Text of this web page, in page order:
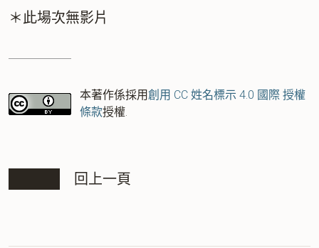
＊此場次無影片
本著作係採用創用 CC 姓名標示 4.0 國際 授權
條款授權.
回上一頁